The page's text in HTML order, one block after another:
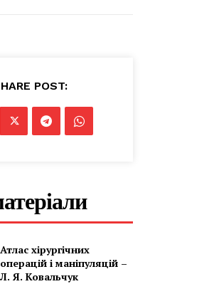
POST:
Атлас хірургічних
операцій і маніпуляцій –
Л. Я. Ковальчук